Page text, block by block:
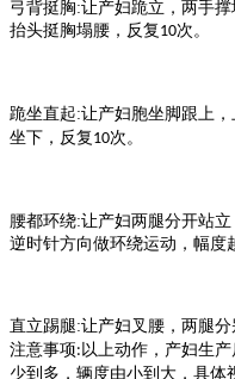
弓背挺胸:让产妇跪立，两手
抬头挺胸塌腰，反复10次。
跪坐直起:让产妇胞坐脚跟上
坐下，反复10次。
腰都环绕:让产妇两腿分开站
逆时针方向做环绕运动，幅度
直立踢腿:让产妇叉腰，两腿
注意事项:以上动作，产妇生产
少到多，辆度由小到大，具体